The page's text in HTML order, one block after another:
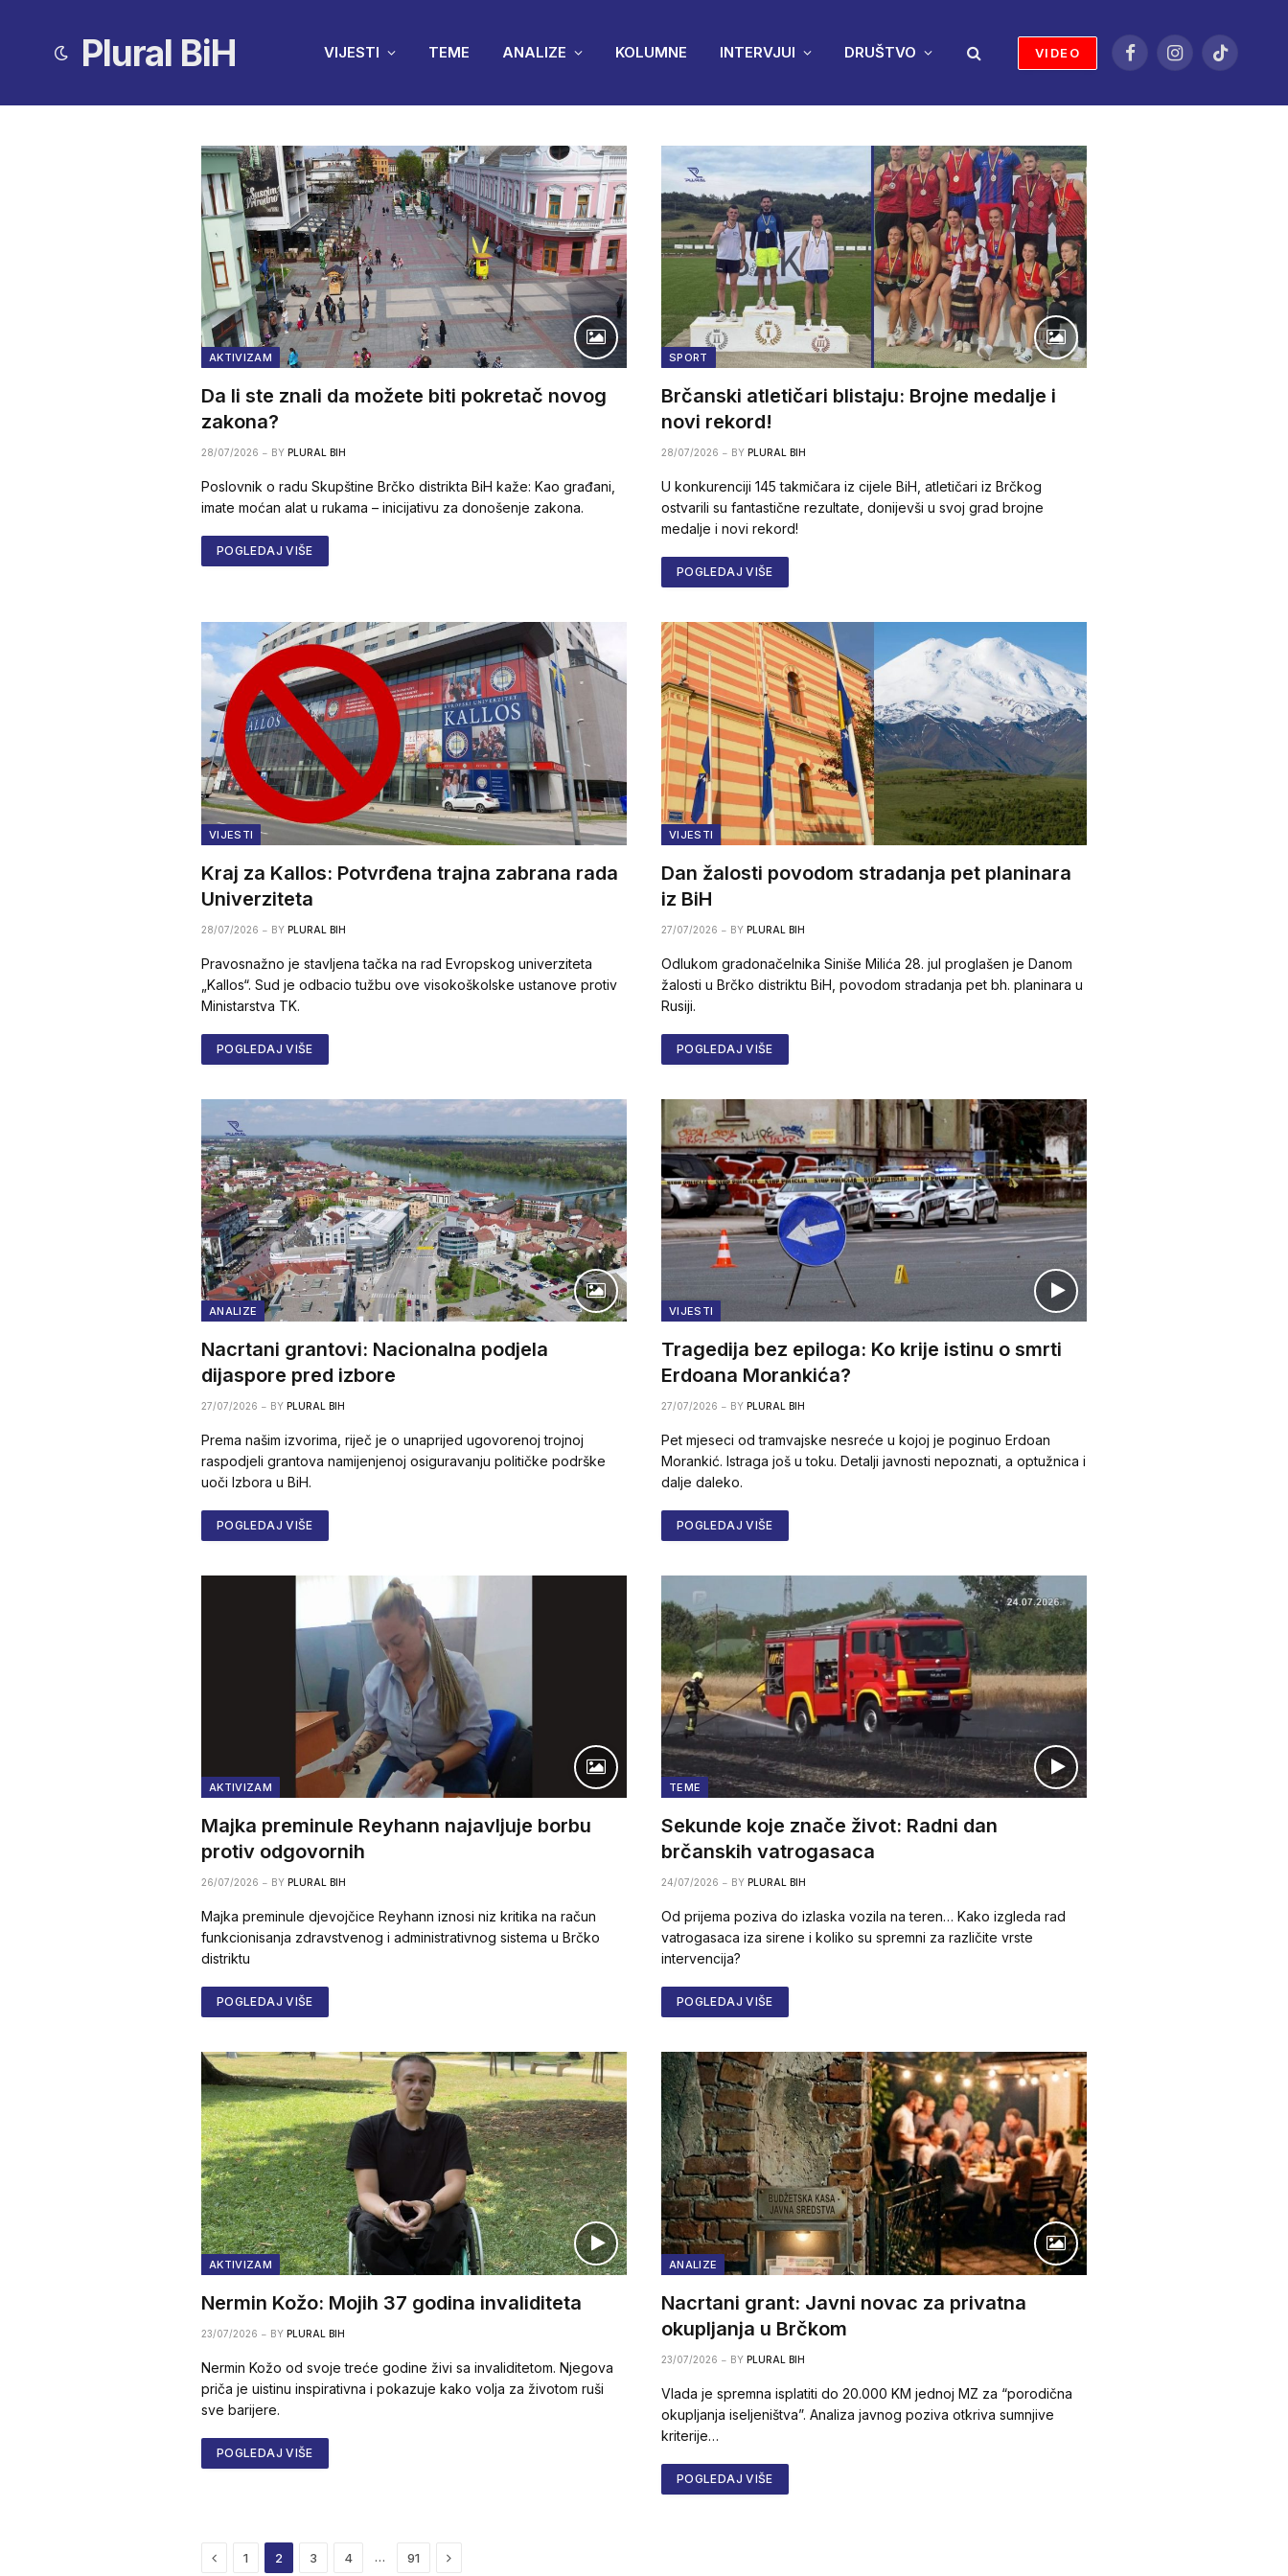
Plural BiH VIJESTI TEME ANALIZE KOLUMNE INTERVJUI DRUŠTVO VIDEO
FacebookInstagramTikTok
AKTIVIZAM
Da li ste znali da možete biti pokretač novog
zakona?
28/07/2026 BY PLURAL BIH
Poslovnik o radu Skupštine Brčko distrikta BiH kaže: Kao građani,
imate moćan alat u rukama – inicijativu za donošenje zakona.
POGLEDAJ VIŠE
SPORT
Brčanski atletičari blistaju: Brojne medalje i
novi rekord!
28/07/2026 BY PLURAL BIH
U konkurenciji 145 takmičara iz cijele BiH, atletičari iz Brčkog
ostvarili su fantastične rezultate, donijevši u svoj grad brojne
medalje i novi rekord!
POGLEDAJ VIŠE
VIJESTI
Kraj za Kallos: Potvrđena trajna zabrana rada
Univerziteta
28/07/2026 BY PLURAL BIH
Pravosnažno je stavljena tačka na rad Evropskog univerziteta
„Kallos“. Sud je odbacio tužbu ove visokoškolske ustanove protiv
Ministarstva TK.
POGLEDAJ VIŠE
VIJESTI
Dan žalosti povodom stradanja pet planinara
iz BiH
27/07/2026 BY PLURAL BIH
Odlukom gradonačelnika Siniše Milića 28. jul proglašen je Danom
žalosti u Brčko distriktu BiH, povodom stradanja pet bh. planinara u
Rusiji.
POGLEDAJ VIŠE
ANALIZE
Nacrtani grantovi: Nacionalna podjela
dijaspore pred izbore
27/07/2026 BY PLURAL BIH
Prema našim izvorima, riječ je o unaprijed ugovorenoj trojnoj
raspodjeli grantova namijenjenoj osiguravanju političke podrške
uoči Izbora u BiH.
POGLEDAJ VIŠE
VIJESTI
Tragedija bez epiloga: Ko krije istinu o smrti
Erdoana Morankića?
27/07/2026 BY PLURAL BIH
Pet mjeseci od tramvajske nesreće u kojoj je poginuo Erdoan
Morankić. Istraga još u toku. Detalji javnosti nepoznati, a optužnica i
dalje daleko.
POGLEDAJ VIŠE
AKTIVIZAM
Majka preminule Reyhann najavljuje borbu
protiv odgovornih
26/07/2026 BY PLURAL BIH
Majka preminule djevojčice Reyhann iznosi niz kritika na račun
funkcionisanja zdravstvenog i administrativnog sistema u Brčko
distriktu
POGLEDAJ VIŠE
TEME
Sekunde koje znače život: Radni dan
brčanskih vatrogasaca
24/07/2026 BY PLURAL BIH
Od prijema poziva do izlaska vozila na teren… Kako izgleda rad
vatrogasaca iza sirene i koliko su spremni za različite vrste
intervencija?
POGLEDAJ VIŠE
AKTIVIZAM
Nermin Kožo: Mojih 37 godina invaliditeta
23/07/2026 BY PLURAL BIH
Nermin Kožo od svoje treće godine živi sa invaliditetom. Njegova
priča je uistinu inspirativna i pokazuje kako volja za životom ruši
sve barijere.
POGLEDAJ VIŠE
ANALIZE
Nacrtani grant: Javni novac za privatna
okupljanja u Brčkom
23/07/2026 BY PLURAL BIH
Vlada je spremna isplatiti do 20.000 KM jednoj MZ za “porodična
okupljanja iseljeništva”. Analiza javnog poziva otkriva sumnjive
kriterije…
POGLEDAJ VIŠE
Previous
1 2 3 4 … 91 Next